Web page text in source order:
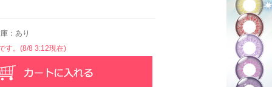
：あり
す。(8/8 3:12現在)